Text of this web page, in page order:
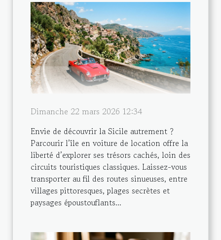
Dimanche 22 mars 2026 12:34
Envie de découvrir la Sicile autrement ?
Parcourir l’île en voiture de location offre la
liberté d’explorer ses trésors cachés, loin des
circuits touristiques classiques. Laissez-vous
transporter au fil des routes sinueuses, entre
villages pittoresques, plages secrètes et
paysages époustouflants...